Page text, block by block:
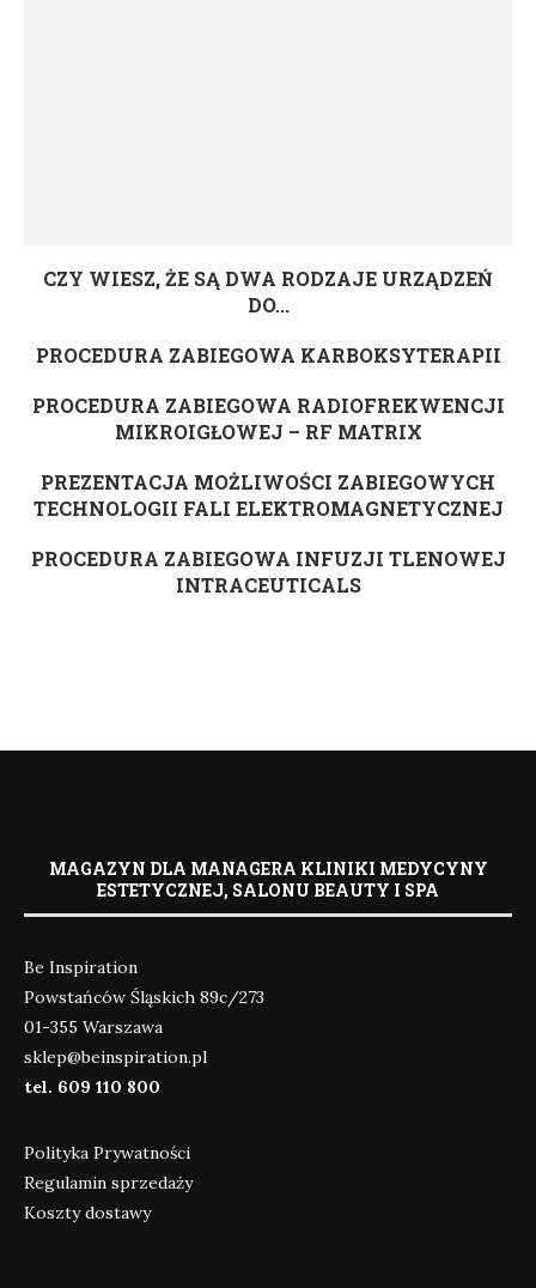
CZY WIESZ, ŻE SĄ DWA RODZAJE URZĄDZEŃ
DO...
PROCEDURA ZABIEGOWA KARBOKSYTERAPII
PROCEDURA ZABIEGOWA RADIOFREKWENCJI
MIKROIGŁOWEJ – RF MATRIX
PREZENTACJA MOŻLIWOŚCI ZABIEGOWYCH
TECHNOLOGII FALI ELEKTROMAGNETYCZNEJ
PROCEDURA ZABIEGOWA INFUZJI TLENOWEJ
INTRACEUTICALS
MAGAZYN DLA MANAGERA KLINIKI MEDYCYNY
ESTETYCZNEJ, SALONU BEAUTY I SPA
Be Inspiration
Powstańców Śląskich 89c/273
01-355 Warszawa
sklep@beinspiration.pl
tel. 609 110 800
Polityka Prywatności
Regulamin sprzedaży
Koszty dostawy